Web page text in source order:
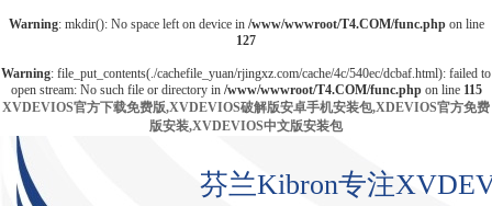
Warning: mkdir(): No space left on device in /www/wwwroot/T4.COM/func.phpon line
127
Warning: file_put_contents(./cachefile_yuan/rjingxz.com/cache/4c/540ec/dcbaf.html): failed to
open stream: No such file or directory in /www/wwwroot/T4.COM/func.phpon line 115
XVDEVIOS官方下载免费版,XVDEVIOS破解版安卓手机安装包,XDEVIOS官方免费
版安装,XVDEVIOS中文版安装包
芬兰Kibron专注